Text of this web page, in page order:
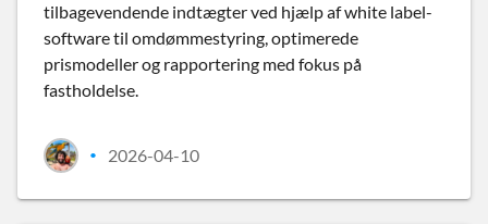
tilbagevendende indtægter ved hjælp af white label-
software til omdømmestyring, optimerede
prismodeller og rapportering med fokus på
fastholdelse.
• 2026-04-10